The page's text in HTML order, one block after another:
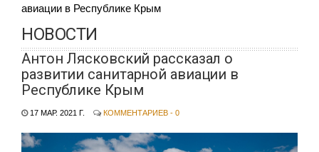
авиации в Республике Крым
НОВОСТИ
Антон Лясковский рассказал о
развитии санитарной авиации в
Республике Крым
17 МАР. 2021 Г. КОММЕНТАРИЕВ - 0